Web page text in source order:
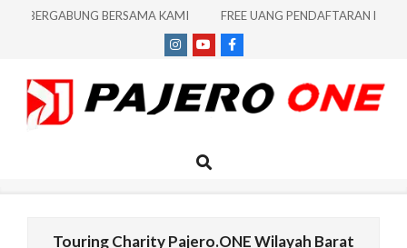
BERGABUNG BERSAMA KAMI FREE UANG PENDAFTARAN DAN
Search
Touring Charity Pajero.ONE Wilayah Barat